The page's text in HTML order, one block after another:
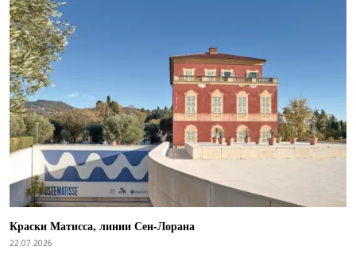
Краски Матисса, линии Сен-Лорана
22.07.2026